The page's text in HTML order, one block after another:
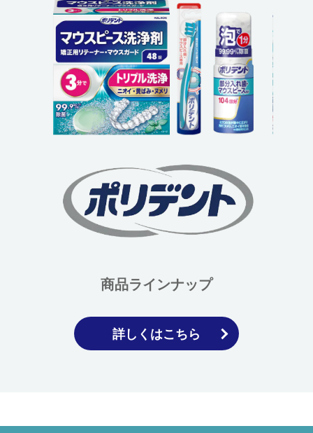
商品ラインナップ
詳しくはこちら